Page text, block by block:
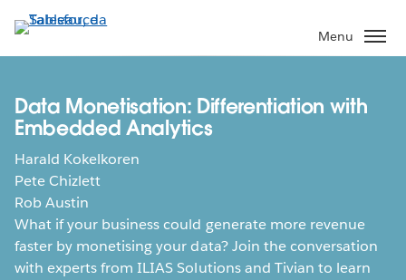
Pular
para
o
principal
Menu
Data Monetisation: Differentiation with
Embedded Analytics
Harald Kokelkoren
Pete Chizlett
Rob Austin
What if your business could generate more revenue
faster by monetising your data? Join the conversation
with experts from ILIAS Solutions and Tivian to learn